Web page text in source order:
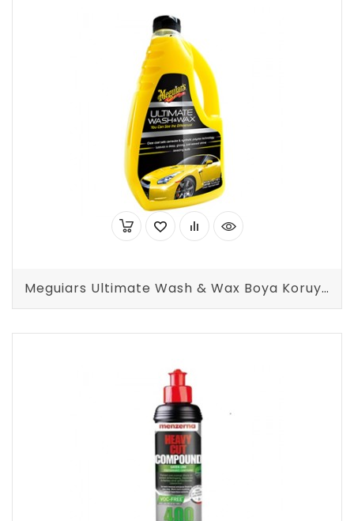
Meguiars Ultimate Wash & Wax Boya Koruyucu Cilalı Oto Şampuanı